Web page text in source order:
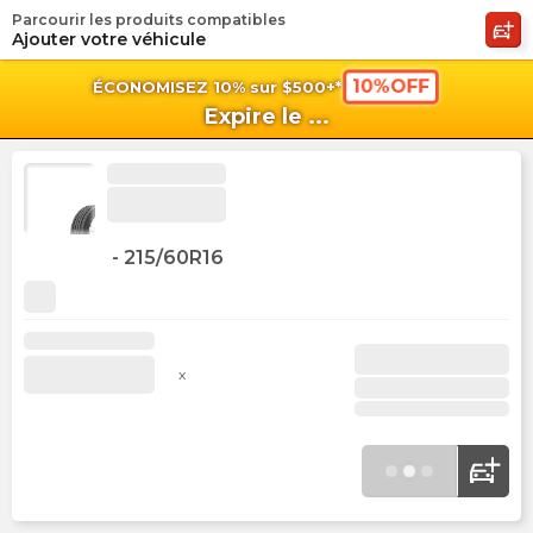
ÉCONOMISEZ 10% sur $500+* 10%OFF
Expire le ...
Parcourir les produits compatibles
Ajouter votre véhicule
- 215/60R16
x
shopping_cart